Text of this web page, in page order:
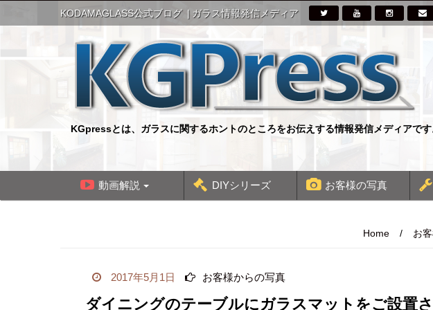
KODAMAGLASS公式ブログ ガラス情報発信メディア
KGpressとは、ガラスに関するホントのところをお伝えする情報発信メディアです
動画解説 DIYシリーズ お客様の写真
Home / お
2017年5月1日 お客様からの写真
ダイニングのテーブルにガラスマットをご設置